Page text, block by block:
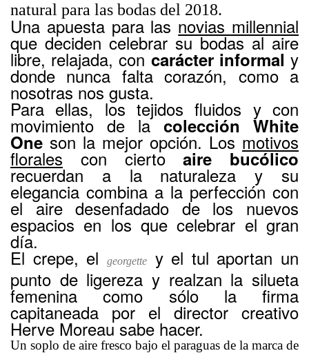
natural para las bodas del 2018.
Una apuesta para las novias millennial
que deciden celebrar su bodas al aire
libre, relajada, con carácter informaly
donde nunca falta corazón, como a
nosotras nos gusta.
Para ellas, los tejidos fluidos y con
movimiento de la colección White
One son la mejor opción. Los motivos
florales con ciertoaire bucólico
recuerdan a la naturaleza y su
elegancia combina a la perfección con
el aire desenfadado de los nuevos
espacios en los que celebrar el gran
día.
El crepe, el georgettey el tul aportan un
punto de ligereza y realzan la silueta
femenina como sólo la firma
capitaneada por el director creativo
Herve Moreau sabe hacer.
Un soplo de aire fresco bajo el paraguas de la marca de